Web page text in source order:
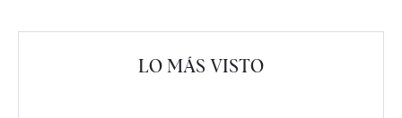
LO MÁS VISTO